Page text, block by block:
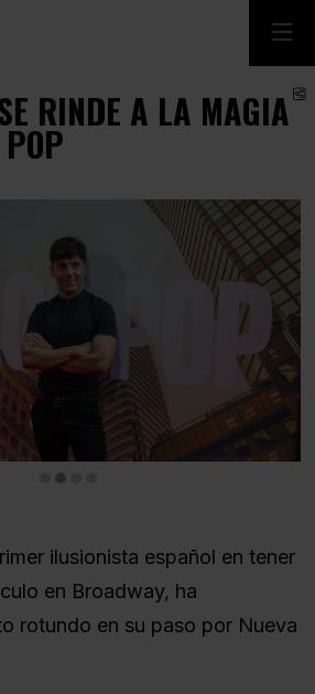
RINDE A LA MAGIA
ilusionista español en tener
en Broadway, ha
rotundo en su paso por Nueva